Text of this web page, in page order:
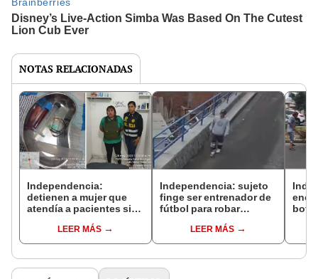
NOTAS RELACIONADAS
Independencia:
detienen a mujer que
atendía a pacientes sin
LEER MÁS
Independencia: sujeto
finge ser entrenador de
fútbol para robar
LEER MÁS